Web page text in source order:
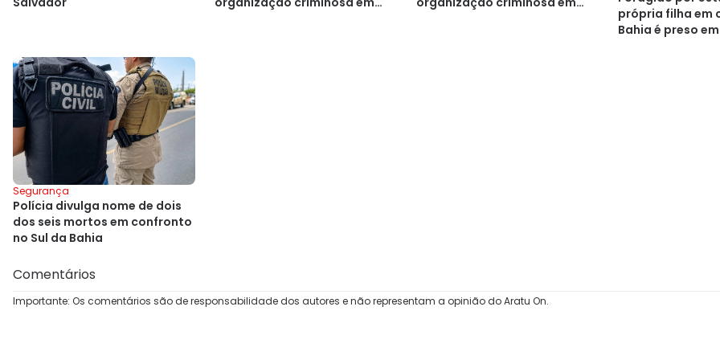
própria filha em
Bahia é preso
Segurança
Polícia divulga nome de dois
dos seis mortos em confronto
no Sul da Bahia
Comentários
Importante: Os comentários são de responsabilidade dos autores e não representam a opinião do Aratu On.